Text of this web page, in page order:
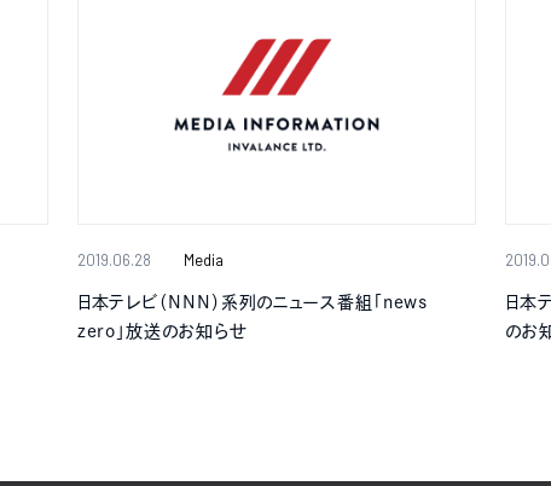
2019.06.28 Media
日本テレビ（NNN）系列のニュース番組「news
zero」放送のお知らせ
日本
のお